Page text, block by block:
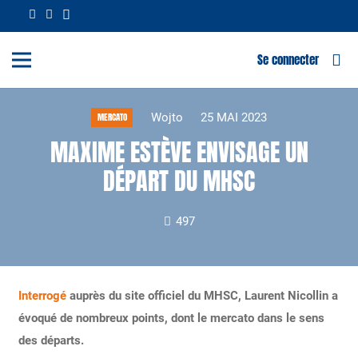
Se connecter
MERCATO Wojto 25 MAI 2023
MAXIME ESTÈVE ENVISAGE UN
DÉPART DU MHSC
497
Interrogéauprès du site officiel du MHSC, Laurent Nicollin a
évoqué de nombreux points, dont le mercato dans le sens
des départs.